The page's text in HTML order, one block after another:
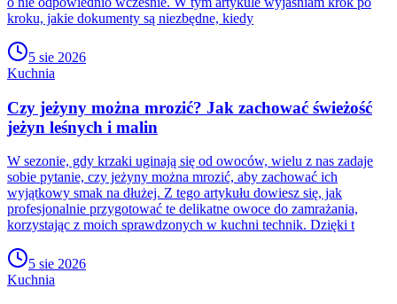
kroku, jakie dokumenty są niezbędne, kiedy
5 sie 2026
Kuchnia
Czy jeżyny można mrozić? Jak zachować świeżość
jeżyn leśnych i malin
W sezonie, gdy krzaki uginają się od owoców, wielu z nas zadaje
sobie pytanie, czy jeżyny można mrozić, aby zachować ich
wyjątkowy smak na dłużej. Z tego artykułu dowiesz się, jak
profesjonalnie przygotować te delikatne owoce do zamrażania,
korzystając z moich sprawdzonych w kuchni technik. Dzięki t
5 sie 2026
Kuchnia